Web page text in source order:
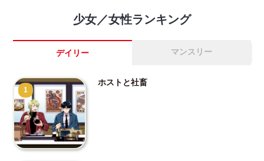
少女／女性ランキング
デイリー マンスリー
1
ホストと社畜